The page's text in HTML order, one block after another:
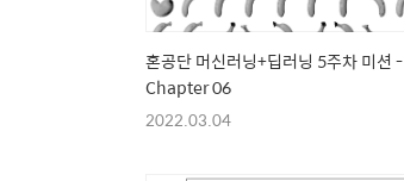
혼공단 머신러닝+딥러닝 5주차 미션 -
Chapter 06
2022.03.04